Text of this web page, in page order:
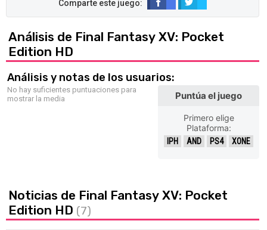
Análisis de Final Fantasy XV: Pocket
Edition HD
Análisis y notas de los usuarios:
No hay suficientes puntuaciones para
mostrar la media
Puntúa el juego
Primero elige
Plataforma:
IPH AND PS4 XONE
Noticias de Final Fantasy XV: Pocket
Edition HD (7)